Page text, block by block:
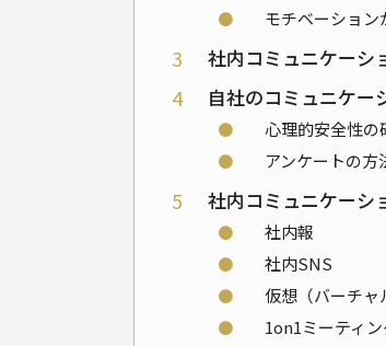
⚫
モチベーション
3 社内コミュニケーシ
4 自社のコミュニケー
⚫
心理的安全性の
⚫
アンケートの方
5 社内コミュニケーシ
⚫
社内報
⚫
社内SNS
⚫
仮想（バーチャ
⚫
1on1ミーティ